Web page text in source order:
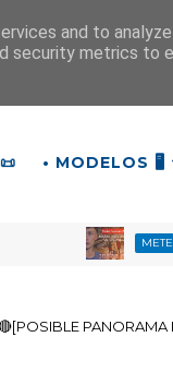
¡Buenas
• MODELOS 🖥️
METEOVÍDEOS
PANORAMA
and to
security metrics to